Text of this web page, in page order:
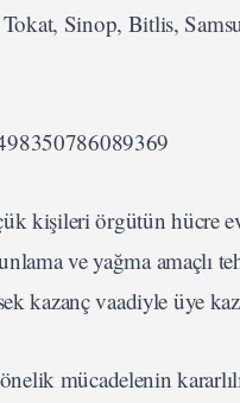
Sinop, Bitlis,
kişileri örgütün hücre
ve yağma amaçlı
kazanç vaadiyle üye
mücadelenin